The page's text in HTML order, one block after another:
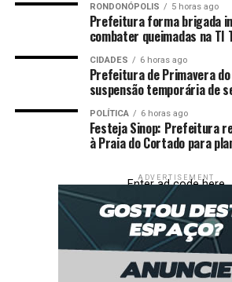
RONDONÓPOLIS 5 horas ago
Prefeitura forma brigada
combater queimadas na TI
CIDADES 6 horas ago
Prefeitura de Primavera
suspensão temporária de
POLÍTICA 6 horas ago
Festeja Sinop: Prefeitura
à Praia do Cortado para
ADVERTISEMENT
Enter ad code here